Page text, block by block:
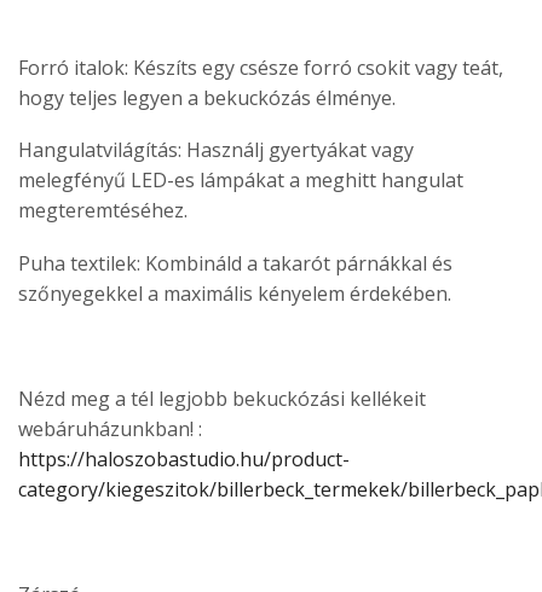
Forró italok: Készíts egy csésze forró csokit vagy teát,
hogy teljes legyen a bekuckózás élménye.
Hangulatvilágítás: Használj gyertyákat vagy
melegfényű LED-es lámpákat a meghitt hangulat
megteremtéséhez.
Puha textilek: Kombináld a takarót párnákkal és
szőnyegekkel a maximális kényelem érdekében.
Nézd meg a tél legjobb bekuckózási kellékeit
webáruházunkban! :
https://haloszobastudio.hu/product-
category/kiegeszitok/billerbeck_termekek/